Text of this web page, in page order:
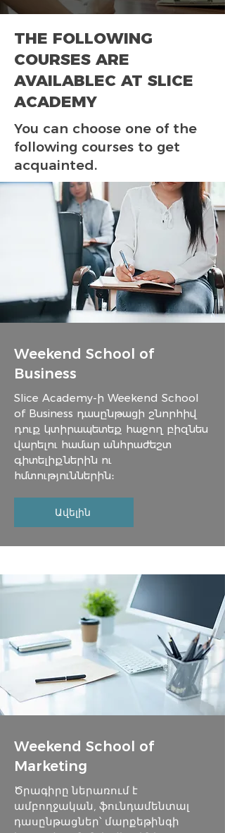
THE FOLLOWING
COURSES ARE
AVAILABLEC AT SLICE
ACADEMY
You can choose one of the
following courses to get
acquainted.
Weekend School of
Business
Slice Academy-ի Weekend School
of Business դասընթացի շնորհիվ
դուք կտիրապետեք հաջող բիզնես
վարելու համար անհրաժեշտ
գիտելիքներին ու
հմտություններին։
Ավելին
Weekend School of
Marketing
Ծրագիրը ներառում է
ամբողջական, ֆունդամենտալ
դասընթացներ՝ մարքեթինգի